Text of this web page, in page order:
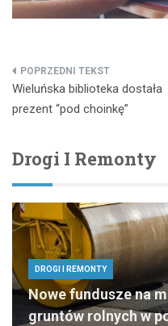
Nawigacja
wpisu
Wieluńska biblioteka dostała
prezent “pod choinkę”
Drogi I Remonty
DROGI I REMONTY
Nowe fundusze na
gruntów rolnych w